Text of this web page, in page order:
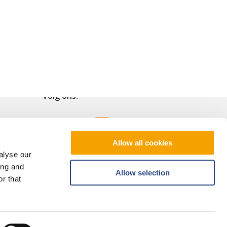
our
and
that
Allow all cookies
Allow selection
Volg ons!